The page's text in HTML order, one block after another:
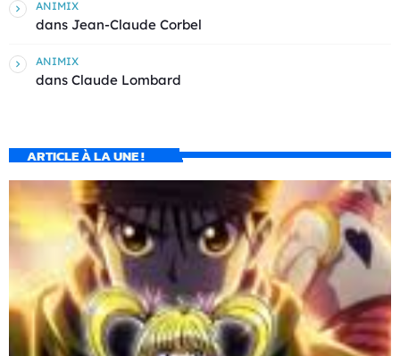
ANIMIX
dans Jean-Claude Corbel
ANIMIX
dans Claude Lombard
ARTICLE À LA UNE !